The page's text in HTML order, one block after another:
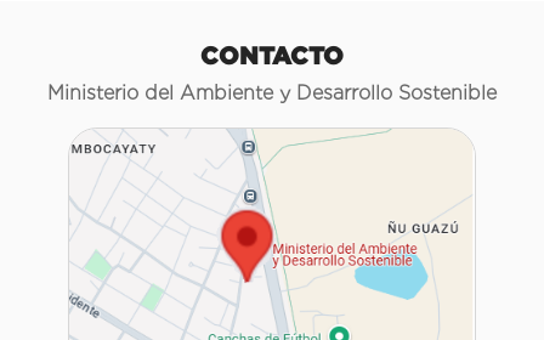
CONTACTO
Ministerio del Ambiente y Desarrollo Sostenible